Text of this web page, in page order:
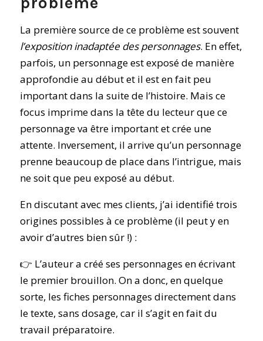
La première source de ce problème est souvent
l’exposition inadaptée des personnages. En effet,
parfois, un personnage est exposé de manière
approfondie au début et il est en fait peu
important dans la suite de l’histoire. Mais ce
focus imprime dans la tête du lecteur que ce
personnage va être important et crée une
attente. Inversement, il arrive qu’un personnage
prenne beaucoup de place dans l’intrigue, mais
ne soit que peu exposé au début.
En discutant avec mes clients, j’ai identifié trois
origines possibles à ce problème (il peut y en
avoir d’autres bien sûr !) :
👉 L’auteur a créé ses personnages en écrivant
le premier brouillon. On a donc, en quelque
sorte, les fiches personnages directement dans
le texte, sans dosage, car il s’agit en fait du
travail préparatoire.